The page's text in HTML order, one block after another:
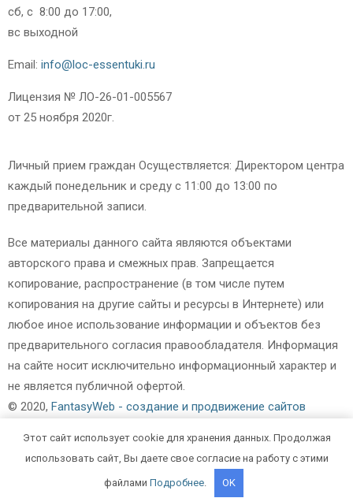
сб, с 8:00 до 17:00,
вс выходной
Email: info@loc-essentuki.ru
Лицензия № ЛО-26-01-005567
от 25 ноября 2020г.
Личный прием граждан Осуществляется: Директором центра
каждый понедельник и среду с 11:00 до 13:00 по
предварительной записи.
Все материалы данного сайта являются объектами
авторского права и смежных прав. Запрещается
копирование, распространение (в том числе путем
копирования на другие сайты и ресурсы в Интернете) или
любое иное использование информации и объектов без
предварительного согласия правообладателя. Информация
на сайте носит исключительно информационный характер и
не является публичной офертой.
© 2020, FantasyWeb - создание и продвижение сайтов
[metform form_id=»4465″]
Этот сайт использует cookie для хранения данных. Продолжая
использовать сайт, Вы даете свое согласие на работу с этими
файламиПодробнее OK